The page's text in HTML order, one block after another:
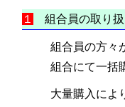
１ 組合員の取り扱
組合員の方々
組合にて一括
大量購入によ